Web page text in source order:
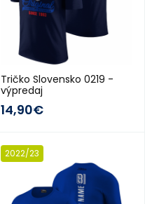
Tričko Slovensko 0219 -
výpredaj
14,90€
2022/23